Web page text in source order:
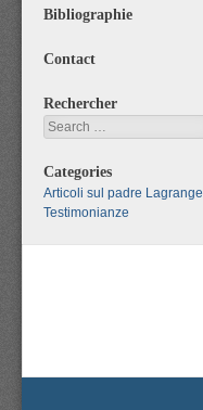
Bibliographie
Contact
Rechercher
Search
Categories
Articoli sul padre Lagrange
Testimonianze